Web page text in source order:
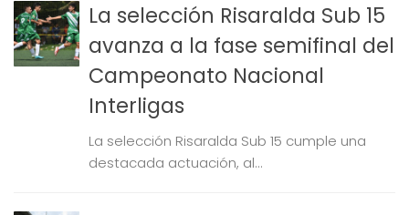
La selección Risaralda Sub 15
avanza a la fase semifinal del
Campeonato Nacional
Interligas
La selección Risaralda Sub 15 cumple una
destacada actuación, al...